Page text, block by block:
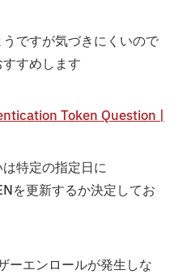
ですが気づきにくいので
すめします
Token Question |
特定の指定日に
を更新するか決定してお
ーエンロールが発生しな